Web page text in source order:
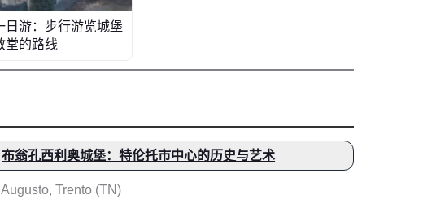
日游：步行游览城堡
堂的路线
布翁孔西利奥城堡：特伦托市中心的历史与艺术
Trento (TN)